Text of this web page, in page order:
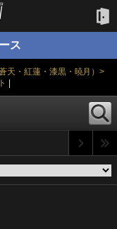
ス
天・紅蓮・漆黒・暁月）>